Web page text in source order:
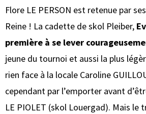
Flore LE PERSON est retenue par
Reine ! La cadette de skol Pleiber,
première à se lever
jeune du tournoi et aussi la plus
rien face à la locale Caroline
cependant par l’emporter avant
LE PIOLET (skol Louergad). Mais le